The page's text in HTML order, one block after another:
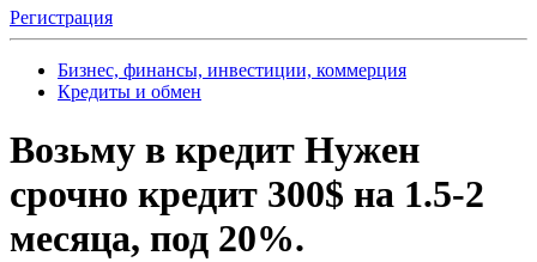
Регистрация
Бизнес, финансы, инвестиции, коммерция
Кредиты и обмен
Возьму в кредит Нужен
срочно кредит 300$ на 1.5-2
месяца, под 20%.